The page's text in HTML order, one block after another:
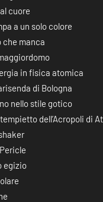
cuore
a un solo colore
che manca
in fisica atomica
di Bologna
nello stile gotico
dell’Acropoli di
egizio